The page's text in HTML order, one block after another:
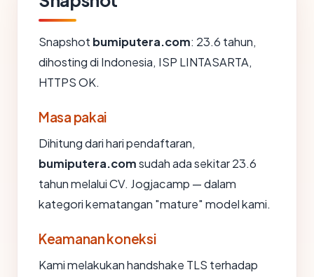
Snapshot bumiputera.com: 23.6 tahun,
dihosting di Indonesia, ISP LINTASARTA,
HTTPS OK.
Masa pakai
Dihitung dari hari pendaftaran,
bumiputera.comsudah ada sekitar 23.6
tahun melalui CV. Jogjacamp — dalam
kategori kematangan "mature" model kami.
Keamanan koneksi
Kami melakukan handshake TLS terhadap